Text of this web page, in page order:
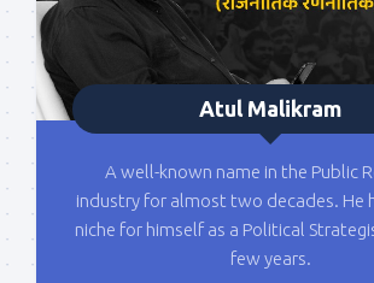
Atul Malikram
A well-known name in the Public
industry for almost two decades. He
niche for himself as a Political
few years.